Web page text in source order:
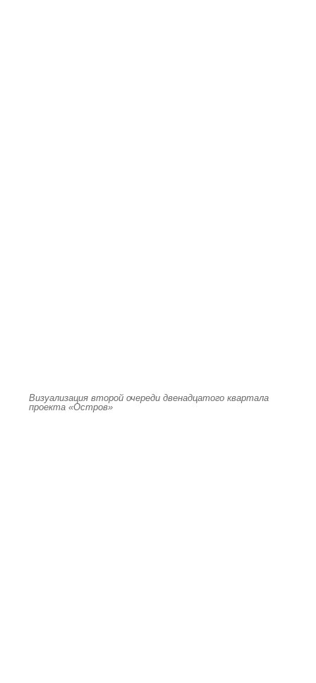
Визуализация второй очереди двенадцатого квартала
проекта «Остров»